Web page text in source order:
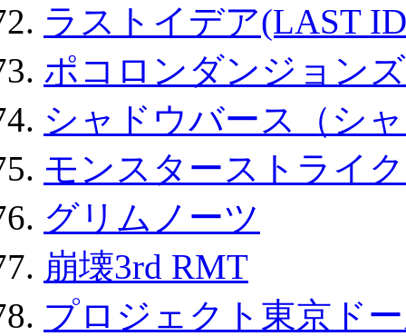
ラストイデア(LAST
ポコロンダンジョン
シャドウバース（シ
モンスターストライ
グリムノーツ
崩壊3rd RMT
プロジェクト東京ド